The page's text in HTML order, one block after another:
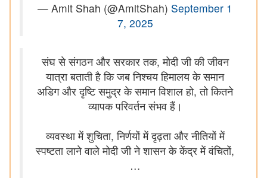
— Amit Shah (@AmitShah) September 1
7, 2025
संघ से संगठन और सरकार तक, मोदी जी की जीवन
यात्रा बताती है कि जब निश्चय हिमालय के समान
अडिग और दृष्टि समुद्र के समान विशाल हो, तो कितने
व्यापक परिवर्तन संभव हैं।
व्यवस्था में शुचिता, निर्णयों में दृढ़ता और नीतियों में
स्पष्टता लाने वाले मोदी जी ने शासन के केंद्र में वंचितों,
…